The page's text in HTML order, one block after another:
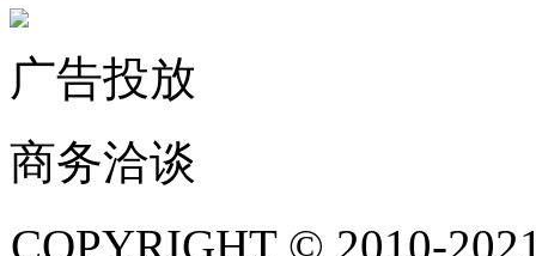
广告投放
商务洽谈